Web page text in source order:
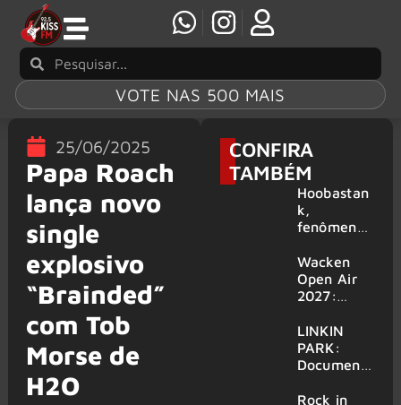
VOTE NAS 500 MAIS
25/06/2025
Papa Roach
lança novo
single
explosivo
“Brainded”
com Tob
Morse de
H2O
CONFIRA
TAMBÉM
Hoobastan
k,
fenômeno
rock anos
2000,
volta ao
6 shows
Wacken
Open Air
2027:
amplia
line-up e
já
mais de 50
LINKIN
PARK:
Document
‘Unshatter’
Rock in